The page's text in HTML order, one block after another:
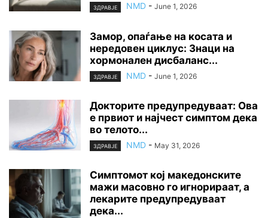
ЗДРАВЈЕ NMD - June 1, 2026
Замор, опаѓање на косата и
нередовен циклус: Знаци на
хормонален дисбаланс...
ЗДРАВЈЕ NMD - June 1, 2026
Докторите предупредуваат: Ова
е првиот и најчест симптом дека
во телото...
ЗДРАВЈЕ NMD - May 31, 2026
Симптомот кој македонските
мажи масовно го игнорираат, а
лекарите предупредуваат
дека...